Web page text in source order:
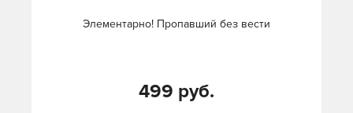
Элементарно! Пропавший без вести
499 руб.